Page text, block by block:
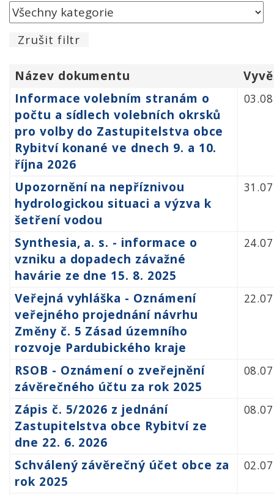
Zrušit filtr
Název dokumentu
Informace volebním stranám o
počtu a sídlech volebních okrsků
pro volby do Zastupitelstva obce
Rybitví konané ve dnech 9. a 10.
října 2026
Upozornění na nepříznivou
hydrologickou situaci a výzva k
šetření vodou
Synthesia, a. s. - informace o
vzniku a dopadech závažné
havárie ze dne 15. 8. 2025
Veřejná vyhláška - Oznámení
veřejného projednání návrhu
Změny č. 5 Zásad územního
rozvoje Pardubického kraje
RSOB - Oznámení o zveřejnění
závěrečného účtu za rok 2025
Zápis č. 5/2026 z jednání
Zastupitelstva obce Rybitví ze
dne 22. 6. 2026
Schválený závěrečný účet obce za
rok 2025